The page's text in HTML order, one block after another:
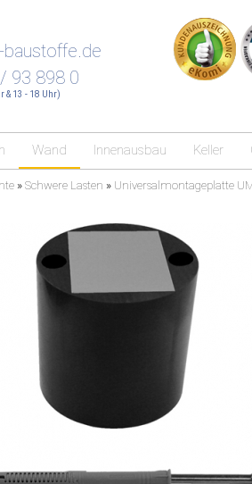
baustoffe.de
93 898 0
& 13 - 18 Uhr)
Wand Innenausbau Keller
» Schwere Lasten » Universalmontageplatte